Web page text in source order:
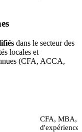
dans le secteur des
locales et
(CFA, ACCA,
CFA, MBA,
d'expérience